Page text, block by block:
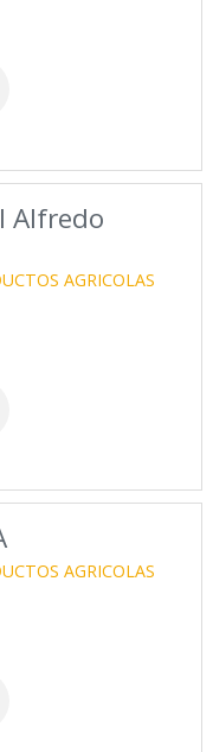
Alfredo
AGRICOLAS
AGRICOLAS